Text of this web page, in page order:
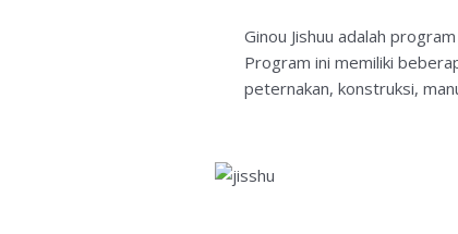
Ginou Jishuu adalah
Program ini memiliki
peternakan, konstruksi,